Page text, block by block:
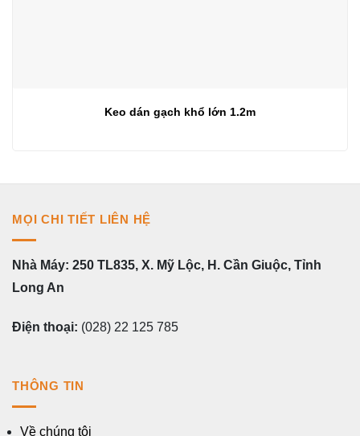
Keo dán gạch khổ lớn 1.2m
MỌI CHI TIẾT LIÊN HỆ
Nhà Máy: 250 TL835, X. Mỹ Lộc, H. Cần Giuộc, Tỉnh
Long An
Điện thoại: (028) 22 125 785
THÔNG TIN
Về chúng tôi